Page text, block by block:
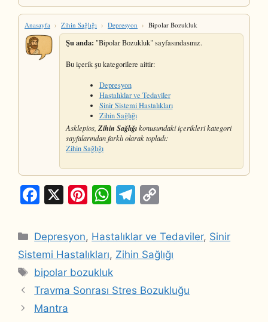
Anasayfa › Zihin Sağlığı › Depresyon › Bipolar Bozukluk
Şu anda: "Bipolar Bozukluk" sayfasındasınız.
Bu içerik şu kategorilere aittir:
Depresyon
Hastalıklar ve Tedaviler
Sinir Sistemi Hastalıkları
Zihin Sağlığı
Asklepios, Zihin Sağlığıkonusundaki içerikleri kategori
sayfalarından farklı olarak topladı:
Zihin Sağlığı
F
c
e
b
o
o
X
Pi
er
e
st
W
at
s
A
p
T
e
gr
m
p
y
n
Kategoriler
Depresyon, Hastalıklar ve Tedaviler, Sinir
Sistemi Hastalıkları, Zihin Sağlığı
Etiketler
bipolar bozukluk
Travma Sonrası Stres Bozukluğu
Mantra